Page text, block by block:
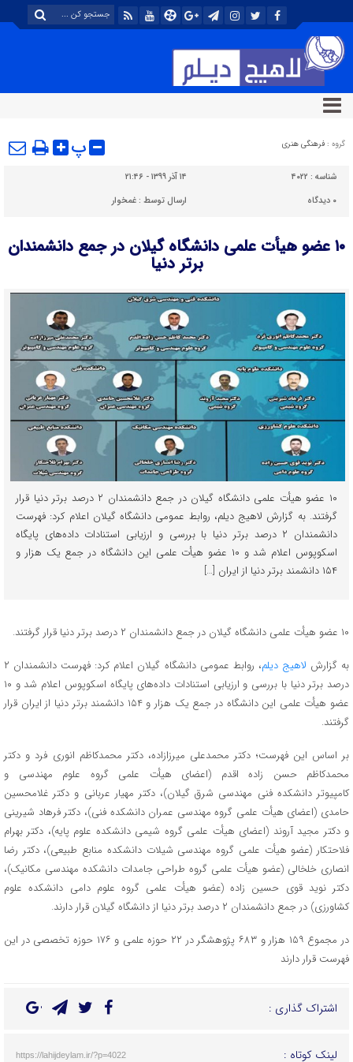
گروه : فرهنگی هنری پ
شناسه : ۴۰۲۲
۱۴ آذر ۱۳۹۹ - ۲۱:۴۶
۰ دیدگاه ارسال توسط :غمخوار
۱۰ عضو هیأت علمی دانشگاه گیلان در جمع دانشمندان
برتر دنیا
۱۰ عضو هیأت علمی دانشگاه گیلان در جمع دانشمندان ۲ درصد برتر دنیا قرار
گرفتند. به گزارش لاهیج دیلم، روابط عمومی دانشگاه گیلان اعلام کرد: فهرست
دانشمندان ۲ درصد برتر دنیا با بررسی و ارزیابی استنادات داده‌های پایگاه
اسکوپوس اعلام شد و ۱۰ عضو هیأت علمی این دانشگاه در جمع یک هزار و
۱۵۴ دانشمند برتر دنیا از ایران […]
۱۰ عضو هیأت علمی دانشگاه گیلان در جمع دانشمندان ۲ درصد برتر دنیا قرار گرفتند.
به گزارش لاهیج دیلم
، روابط عمومی دانشگاه گیلان اعلام کرد: فهرست دانشمندان ۲
درصد برتر دنیا با بررسی و ارزیابی استنادات داده‌های پایگاه اسکوپوس اعلام شد و ۱۰
عضو هیأت علمی این دانشگاه در جمع یک هزار و ۱۵۴ دانشمند برتر دنیا از ایران قرار
گرفتند.
بر اساس این فهرست؛ دکتر محمدعلی میرزازاده، دکتر محمدکاظم انوری فرد و دکتر
محمدکاظم حسن زاده اقدم (اعضای هیأت علمی گروه علوم مهندسی و
کامپیوتر دانشکده فنی مهندسی شرق گیلان)، دکتر مهیار عربانی و دکتر غلامحسین
حامدی (اعضای هیأت علمی گروه مهندسی عمران دانشکده فنی)، دکتر فرهاد شیرینی
و دکتر مجید آروند (اعضای هیأت علمی گروه شیمی دانشکده علوم پایه)، دکتر بهرام
فلاحتکار (عضو هیأت علمی گروه مهندسی شیلات دانشکده منابع طبیعی)، دکتر رضا
انصاری خلخالی (عضو هیأت علمی گروه طراحی جامدات دانشکده مهندسی مکانیک)،
دکتر نوید قوی حسین زاده (عضو هیأت علمی گروه علوم دامی دانشکده علوم
کشاورزی) در جمع دانشمندان ۲ درصد برتر دنیا از دانشگاه گیلان قرار دارند.
در مجموع ۱۵۹ هزار و ۶۸۳ پژوهشگر در ۲۲ حوزه علمی و ۱۷۶ حوزه تخصصی در این
فهرست قرار دارند
اشتراک گذاری :
لینک کوتاه : https://lahijdeylam.ir/?p=4022